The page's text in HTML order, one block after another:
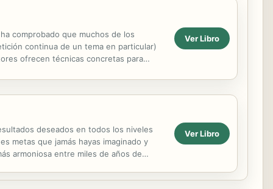
comprobado que muchos de los
continua de un tema en particular)
ofrecen técnicas concretas para
Ver Libro
deseados en todos los niveles
metas que jamás hayas imaginado y
armoniosa entre miles de años de
Ver Libro